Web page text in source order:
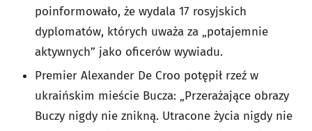
poinformowało, że wydala 17 rosyjskich
dyplomatów, których uważa za „potajemnie
aktywnych” jako oficerów wywiadu.
Premier Alexander De Croo potępił rzeź w
ukraińskim mieście Bucza: „Przerażające obrazy
Buczy nigdy nie znikną. Utracone życia nigdy nie